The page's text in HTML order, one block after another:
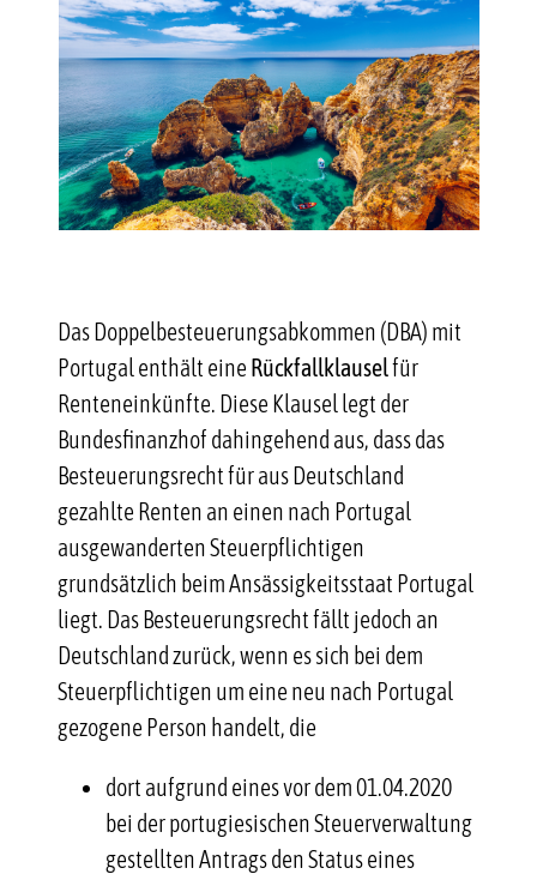
Kontakt
Das Doppelbesteuerungsabkommen (DBA) mit
Portugal enthält eine Rückfallklauselfür
Renteneinkünfte. Diese Klausel legt der
Bundesfinanzhof dahingehend aus, dass das
Besteuerungsrecht für aus Deutschland
gezahlte Renten an einen nach Portugal
ausgewanderten Steuerpflichtigen
grundsätzlich beim Ansässigkeitsstaat Portugal
liegt. Das Besteuerungsrecht fällt jedoch an
Deutschland zurück, wenn es sich bei dem
Steuerpflichtigen um eine neu nach Portugal
gezogene Person handelt, die
dort aufgrund eines vor dem 01.04.2020
bei der portugiesischen Steuerverwaltung
gestellten Antrags den Status eines